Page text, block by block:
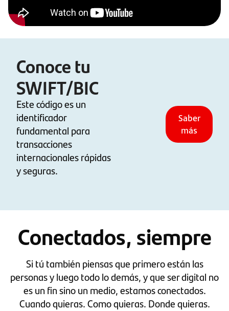
Conoce tu
SWIFT/BIC
Este código es un
identificador
fundamental para
transacciones
internacionales rápidas
y seguras.
Saber
más
Conectados, siempre
Si tú también piensas que primero están las
personas y luego todo lo demás, y que ser digital no
es un fin sino un medio, estamos conectados.
Cuando quieras. Como quieras. Donde quieras.